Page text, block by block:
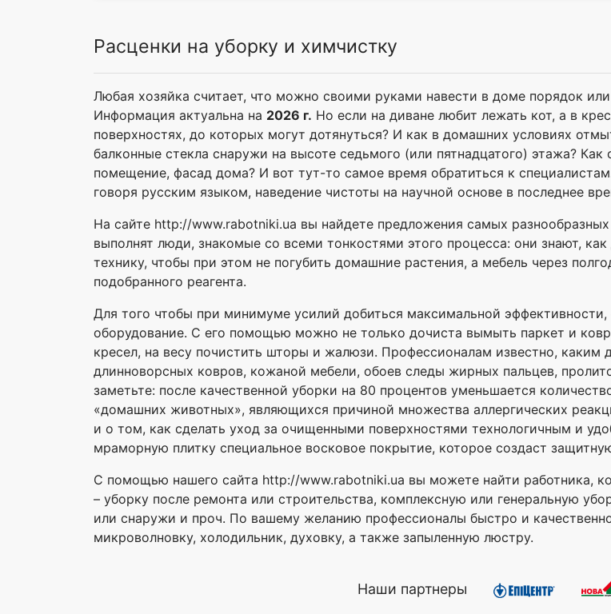
Расценки на уборку и химчистку
Любая хозяйка считает, что можно своими руками навести в доме порядок
Информация актуальна на 2026 г. Но если на диване любит лежать кот, а в
поверхностях, до которых могут дотянуться? И как в домашних условиях
балконные стекла снаружи на высоте седьмого (или пятнадцатого) этажа?
помещение, фасад дома? И вот тут-то самое время обратиться к
говоря русским языком, наведение чистоты на научной основе в последнее
На сайте http://www.rabotniki.ua вы найдете предложения самых
выполнят люди, знакомые со всеми тонкостями этого процесса: они знают,
технику, чтобы при этом не погубить домашние растения, а мебель через
подобранного реагента.
Для того чтобы при минимуме усилий добиться максимальной
оборудование. С его помощью можно не только дочиста вымыть паркет и
кресел, на весу почистить шторы и жалюзи. Профессионалам известно,
длинноворсных ковров, кожаной мебели, обоев следы жирных пальцев,
заметьте: после качественной уборки на 80 процентов уменьшается
«домашних животных», являющихся причиной множества аллергических
и о том, как сделать уход за очищенными поверхностями технологичным и
мраморную плитку специальное восковое покрытие, которое создаст
С помощью нашего сайта http://www.rabotniki.ua вы можете найти работника,
– уборку после ремонта или строительства, комплексную или генеральную
или снаружи и проч. По вашему желанию профессионалы быстро и
микроволновку, холодильник, духовку, а также запыленную люстру.
Наши партнеры